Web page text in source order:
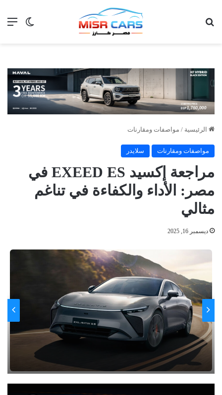
الوضع
الرئيسية / مواصفات ومقارنات
مواصفات ومقارنات سلايدر
مراجعة إكسيد EXEED ES في
مصر: الأداء والكفاءة في تناغم
مثالي
ديسمبر 16, 2025